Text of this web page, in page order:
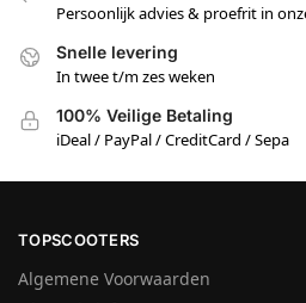
Persoonlijk advies & proefrit in
Snelle levering
In twee t/m zes weken
100% Veilige Betaling
iDeal / PayPal / CreditCard / Sepa
TOPSCOOTERS
Algemene Voorwaarden